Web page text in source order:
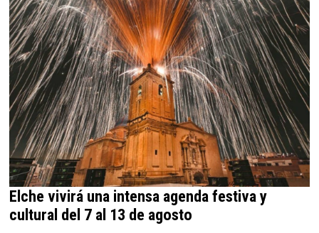
Elche vivirá una intensa agenda festiva y
cultural del 7 al 13 de agosto